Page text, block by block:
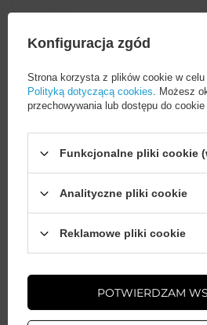
Maksymalne natężenie
prądu
2 A
Rodzaj ładowarki
Kabel w zestawie
Kolor
Wystarczy założyć
odblokować zniżki
ZAŁÓŻ
Konfiguracja zgód
Strona korzysta z plików cookie w celu
Polityką dotyczącą cookies . Możesz
przechowywania lub dostępu do cookie
Funkcjonalne pliki cookie
Analityczne pliki cookie
Reklamowe pliki cookie
POTWIERDZAM